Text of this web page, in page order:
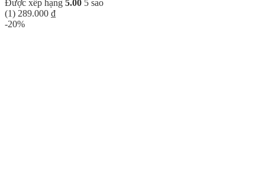
Được xếp hạng 5.00 5 sao
(1) 289.000 ₫
-20%